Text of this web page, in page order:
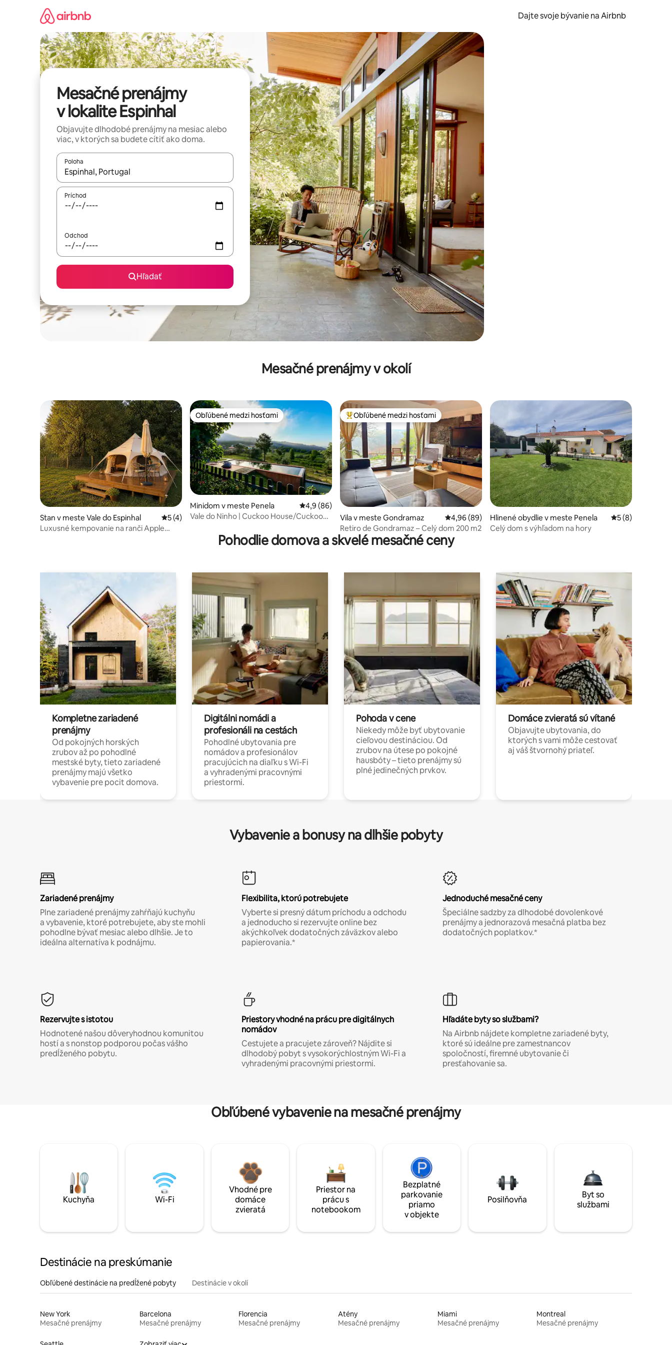
Dajte svoje bývanie na Airbnb
Mesačné prenájmy
v lokalite Espinhal
Objavujte dlhodobé prenájmy na mesiac alebo
viac, v ktorých sa budete cítiť ako doma.
Poloha
Keď budú výsledky k dispozícii, môžete si ich prechádzať pomocou klávesov so šípkami nahor a nadol alebo ich preskúmať pomocou dotykových gest či potiahnutia prstom.
Príchod
Odchod
Hľadať
Mesačné prenájmy v okolí
Stan v meste Vale do Espinhal Priemerné ohodnotenie 5 z 5, počet hodnotení: 4
5 (4)
Luxusné kempovanie na ranči Apple
Obľúbené medzi hosťami
Obľúbené medzi hosťami
Minidom v meste Penela Priemerné ohodnotenie 4,9 z 5, počet hodnotení: 86
4,9 (86)
Vale do Ninho | Cuckoo House/Cuckoo
Najobľúbenejšie medzi hosťami
Obľúbené medzi hosťami
Vila v meste Gondramaz Priemerné ohodnotenie 4,96 z 5, počet hodnotení: 89
4,96 (89)
Retiro de Gondramaz – Celý dom 200 m2
Hlinené obydlie v meste Penela Priemerné
5 (8)
Celý dom s výhľadom na hory
Pohodlie domova a skvelé mesačné ceny
Kompletne zariadené
prenájmy
Od pokojných horských
zrubov až po pohodlné
mestské byty, tieto zariadené
prenájmy majú všetko
vybavenie pre pocit domova.
Digitálni nomádi a
profesionáli na cestách
Pohodlné ubytovania pre
nomádov a profesionálov
pracujúcich na diaľku s Wi-Fi
a vyhradenými pracovnými
priestormi.
Pohoda v cene
Niekedy môže byť ubytovanie
cieľovou destináciou. Od
zrubov na útese po pokojné
hausbóty – tieto prenájmy sú
plné jedinečných prvkov.
Domáce zvieratá sú vítané
Objavujte ubytovania, do
ktorých s vami môže cestovať
aj váš štvornohý priateľ.
Vybavenie a bonusy na dlhšie pobyty
Zariadené prenájmy
Plne zariadené prenájmy zahŕňajú kuchyňu
a vybavenie, ktoré potrebujete, aby ste mohli
pohodlne bývať mesiac alebo dlhšie. Je to
ideálna alternatíva k podnájmu.
Flexibilita, ktorú potrebujete
Vyberte si presný dátum príchodu a odchodu
a jednoducho si rezervujte online bez
akýchkoľvek dodatočných záväzkov alebo
papierovania.*
Jednoduché mesačné ceny
Špeciálne sadzby za dlhodobé dovolenkové
prenájmy a jednorazová mesačná platba bez
dodatočných poplatkov.*
Rezervujte s istotou
Hodnotené našou dôveryhodnou komunitou
hostí a s nonstop podporou počas vášho
predĺženého pobytu.
Priestory vhodné na prácu pre digitálnych
nomádov
Cestujete a pracujete zároveň? Nájdite si
dlhodobý pobyt s vysokorýchlostným Wi-Fi a
vyhradenými pracovnými priestormi.
Hľadáte byty so službami?
Na Airbnb nájdete kompletne zariadené byty,
ktoré sú ideálne pre zamestnancov
spoločností, firemné ubytovanie či
presťahovanie sa.
Obľúbené vybavenie na mesačné prenájmy
Kuchyňa Wi-Fi
Vhodné pre
domáce
zvieratá
Priestor na
prácu s
notebookom
Bezplatné
parkovanie
priamo
v objekte
Posilňovňa
Byt so
službami
Destinácie na preskúmanie
Obľúbené destinácie na predĺžené pobyty Destinácie v okolí
New York
Mesačné prenájmy
Barcelona
Mesačné prenájmy
Florencia
Mesačné prenájmy
Atény
Mesačné prenájmy
Miami
Mesačné prenájmy
Montreal
Mesačné prenájmy